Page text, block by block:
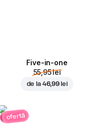
Five-in-one
55,95 lei
de la 46,99 lei
ofertă